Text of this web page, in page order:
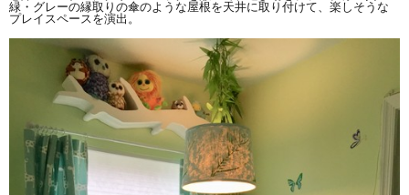
緑・グレーの縁取りの傘のような屋根を天井に取り付けて、楽しそうな
プレイスペースを演出。